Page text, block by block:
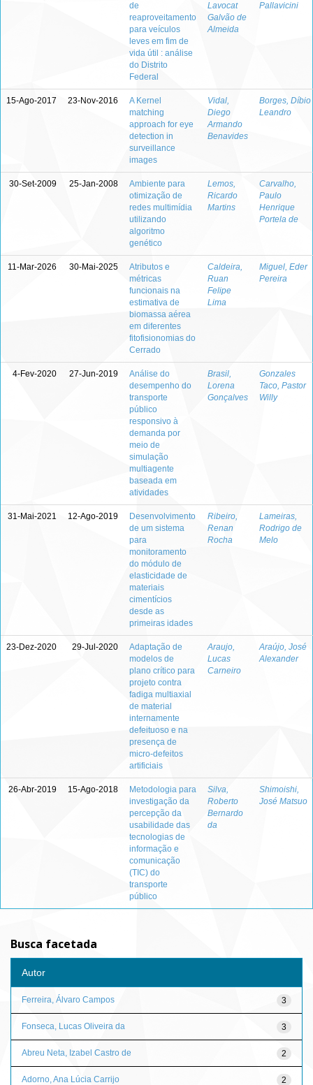
de
reaproveitamento
para veículos
leves em fim de
vida útil : análise
do Distrito
Federal
Lavocat
Galvão de
Almeida
Pallavicini
15-Ago-2017 23-Nov-2016
A Kernel
matching
approach for eye
detection in
surveillance
images
Vidal,
Diego
Armando
Benavides
Borges, Díbio
Leandro
30-Set-2009 25-Jan-2008
Ambiente para
otimização de
redes multimídia
utilizando
algoritmo
genético
Lemos,
Ricardo
Martins
Carvalho,
Paulo
Henrique
Portela de
11-Mar-2026 30-Mai-2025
Atributos e
métricas
funcionais na
estimativa de
biomassa aérea
em diferentes
fitofisionomias do
Cerrado
Caldeira,
Ruan
Felipe
Lima
Miguel, Eder
Pereira
4-Fev-2020 27-Jun-2019
Análise do
desempenho do
transporte
público
responsivo à
demanda por
meio de
simulação
multiagente
baseada em
atividades
Brasil,
Lorena
Gonçalves
Gonzales
Taco, Pastor
Willy
31-Mai-2021 12-Ago-2019
Desenvolvimento
de um sistema
para
monitoramento
do módulo de
elasticidade de
materiais
cimentícios
desde as
primeiras idades
Ribeiro,
Renan
Rocha
Lameiras,
Rodrigo de
Melo
23-Dez-2020 29-Jul-2020
Adaptação de
modelos de
plano crítico para
projeto contra
fadiga multiaxial
de material
internamente
defeituoso e na
presença de
micro-defeitos
artificiais
Araujo,
Lucas
Carneiro
Araújo, José
Alexander
26-Abr-2019 15-Ago-2018
Metodologia para
investigação da
percepção da
usabilidade das
tecnologias de
informação e
comunicação
(TIC) do
transporte
público
Silva,
Roberto
Bernardo
da
Shimoishi,
José Matsuo
Busca facetada
Autor
3
Ferreira, Álvaro Campos
3
Fonseca, Lucas Oliveira da
2
Abreu Neta, Izabel Castro de
2
Adorno, Ana Lúcia Carrijo